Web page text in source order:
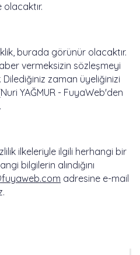
burada görünür olacaktır.
vermeksizin sözleşmeyi
zaman üyeliğinizi
YAĞMUR - FuyaWeb'den
ilkeleriyle ilgili herhangi bir
bilgilerin alındığını
adresine e-mail